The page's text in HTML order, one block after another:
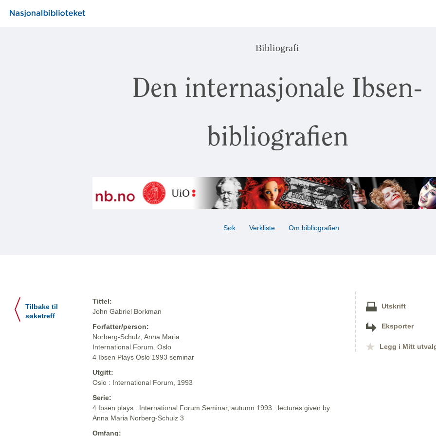
Bibliografi
Den internasjonale Ibsen-
bibliografien
Søk Verkliste Om bibliografien
Tilbake til
søketreff
Tittel:
John Gabriel Borkman
Forfatter/person:
Norberg-Schulz, Anna Maria
International Forum. Oslo
4 Ibsen Plays Oslo 1993 seminar
Utgitt:
Oslo : International Forum, 1993
Serie:
4 Ibsen plays : International Forum Seminar, autumn 1993 : lectures given by
Anna Maria Norberg-Schulz 3
Omfang:
Utskrift
Eksporter
Legg i Mitt